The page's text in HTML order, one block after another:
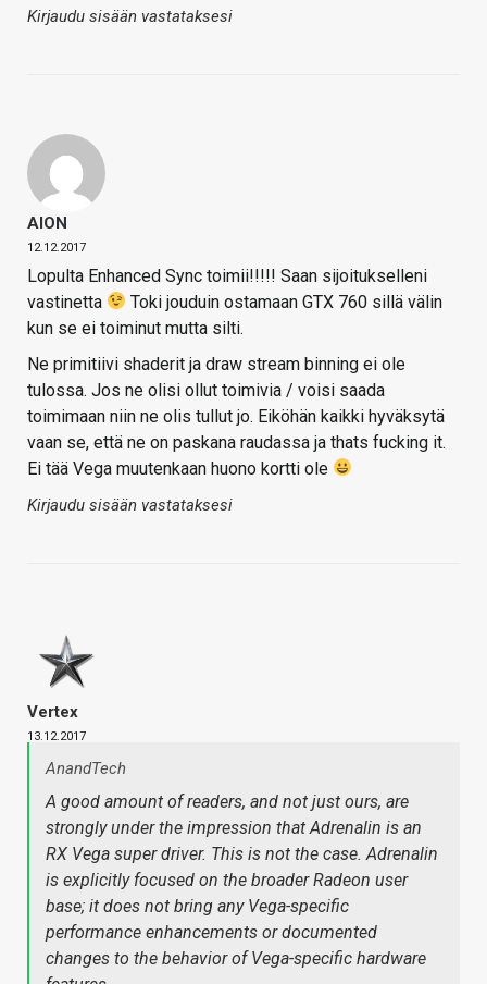
Kirjaudu sisään vastataksesi
AION
12.12.2017
Lopulta Enhanced Sync toimii!!!!! Saan sijoitukselleni
vastinetta
Toki jouduin ostamaan GTX 760 sillä välin
kun se ei toiminut mutta silti.
Ne primitiivi shaderit ja draw stream binning ei ole
tulossa. Jos ne olisi ollut toimivia / voisi saada
toimimaan niin ne olis tullut jo. Eiköhän kaikki hyväksytä
vaan se, että ne on paskana raudassa ja thats fucking it.
Ei tää Vega muutenkaan huono kortti ole
Kirjaudu sisään vastataksesi
Vertex
13.12.2017
AnandTech
A good amount of readers, and not just ours, are
strongly under the impression that Adrenalin is an
RX Vega super driver. This is not the case. Adrenalin
is explicitly focused on the broader Radeon user
base; it does not bring any Vega-specific
performance enhancements or documented
changes to the behavior of Vega-specific hardware